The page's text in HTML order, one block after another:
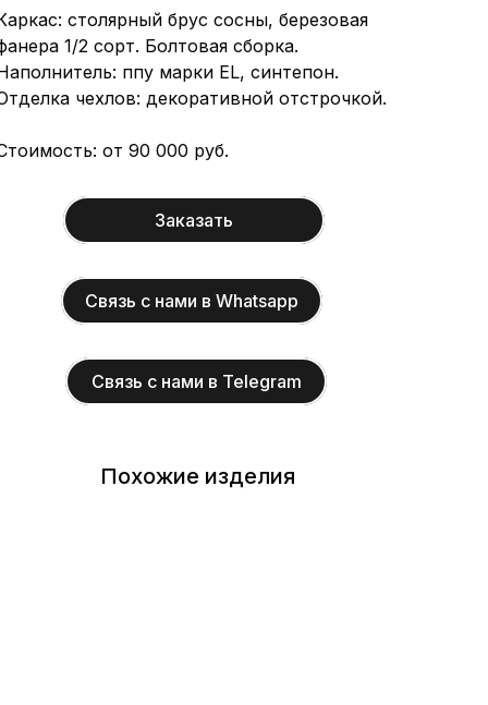
Заказать
Связь с нами в Telegram
Связь с нами в Whatsapp
столярный брус сосны, березовая
1/2 сорт. Болтовая сборка.
ппу марки EL, синтепон.
чехлов: декоративной отстрочкой.
от 90 000 руб.
Похожие изделия